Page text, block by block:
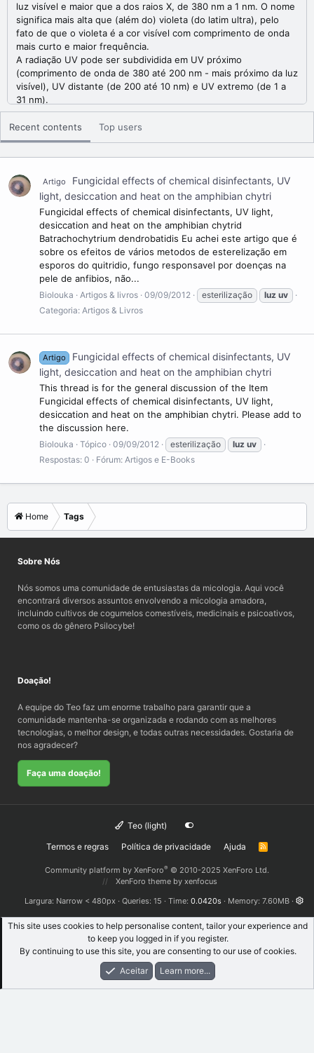
luz visível e maior que a dos raios X, de 380 nm a 1 nm. O nome
significa mais alta que (além do) violeta (do latim ultra), pelo
fato de que o violeta é a cor visível com comprimento de onda
mais curto e maior frequência.
A radiação UV pode ser subdividida em UV próximo
(comprimento de onda de 380 até 200 nm - mais próximo da luz
visível), UV distante (de 200 até 10 nm) e UV extremo (de 1 a
31 nm).
No que se refere aos efeitos à saúde humana e ao meio
ambiente, classifica-se como UVA (400 – 320 nm, também
chamada de luz negra ou onda longa), UVB (320–280 nm,
radiação UV emitida pelo sol é absorvida pela atmosfera
terrestre. A quase totalidade (99%) dos raios ultravioleta que
efetivamente chegam a superfície da Terra são do tipo UV-A. A
radiação UV-B é parcialmente absorvida pelo ozônio da
atmosfera e sua parcela que chega à Terra é responsável por
danos à pele. Já a radiação UV-C é totalmente absorvida pelo
oxigênio e o ozônio da atmosfera.
As faixas de radiação não são exatas. Como exemplo, o UVA
começa em torno de 410 nm e termina em 315 nm. O UVB
começa em 330 nm e termina em 270 nm aproximadamente. Os
picos das faixas estão em suas médias.
Outro uso é a aceleração da polimerização de certos
compostos. Também é utilizada para apagar dados escritos em
uma memória eletrônica EPROM.
Muitas substâncias, quando expostas à radiação UV, se
comportam de modo diferente de quando expostas à luz visível,
tornando-se fluorescentes. Este fenômeno se dá pela
excitação dos elétrons nos átomos e moléculas dessa
substância ao absorver a energia da luz invisível. Ao retornar a
seus níveis normais (níveis de energia), o excesso de energia é
Recent contents Top users
Artigo
Fungicidal effects of chemical disinfectants, UV
light, desiccation and heat on the amphibian chytri
Fungicidal effects of chemical disinfectants, UV light,
desiccation and heat on the amphibian chytrid
Batrachochytrium dendrobatidis Eu achei este artigo que é
sobre os efeitos de vários metodos de esterelização em
esporos do quitridio, fungo responsavel por doenças na
pele de anfibios, não...
Biolouka Artigos & livros 09/09/2012 esterilização luz uv
Categoria: Artigos & Livros
Artigo
Fungicidal effects of chemical disinfectants, UV
light, desiccation and heat on the amphibian chytri
This thread is for the general discussion of the Item
Fungicidal effects of chemical disinfectants, UV light,
desiccation and heat on the amphibian chytri. Please add to
the discussion here.
Biolouka Tópico 09/09/2012 esterilização luz uv
Respostas: 0
Fórum: Artigos e E-Books
Home Tags
Sobre Nós
Nós somos uma comunidade de entusiastas da micologia. Aqui você
encontrará diversos assuntos envolvendo a micologia amadora,
incluindo cultivos de cogumelos comestíveis, medicinais e psicoativos,
como os do gênero Psilocybe!
Doação!
A equipe do Teo faz um enorme trabalho para garantir que a
comunidade mantenha-se organizada e rodando com as melhores
tecnologias, o melhor design, e todas outras necessidades. Gostaria de
nos agradecer?
Faça uma doação!
Teo (light)
Termos e regras
Política de privacidade Ajuda
R
Community platform by XenForo® © 2010-2025 XenForo Ltd.
XenForo theme by xenfocus
Largura
Queries 15 Time 0.0420s Memory 7.60MB
This site uses cookies to help personalise content, tailor your experience and
to keep you logged in if you register.
By continuing to use this site, you are consenting to our use of cookies.
Aceitar
Learn more...